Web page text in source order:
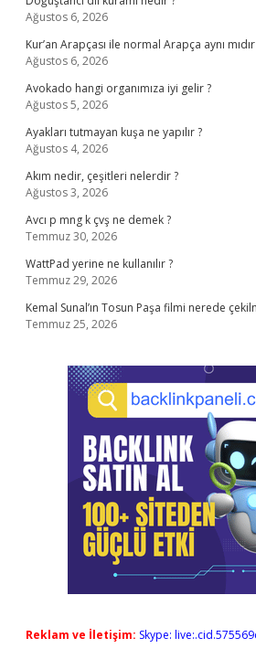
Ağustos 6, 2026
Kur’an Arapçası ile normal Arapça aynı mıdır
Ağustos 6, 2026
Avokado hangi organımıza iyi gelir ?
Ağustos 5, 2026
Ayakları tutmayan kuşa ne yapılır ?
Ağustos 4, 2026
Akım nedir, çeşitleri nelerdir ?
Ağustos 3, 2026
Avcı p mng k çvş ne demek ?
Temmuz 30, 2026
WattPad yerine ne kullanılır ?
Temmuz 29, 2026
Kemal Sunal’ın Tosun Paşa filmi nerede
Temmuz 25, 2026
Reklam ve İletişim: Skype: